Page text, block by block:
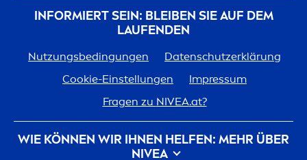
INFORMIERT SEIN: BLEIBEN SIE AUF DEM
LAUFENDEN
Nutzungsbedingungen
Datenschutzerklärung
Cookie-Einstellungen
Impressum
Fragen zu NIVEA.at?
WIE KÖNNEN WIR IHNEN HELFEN: MEHR ÜBER
NIVEA